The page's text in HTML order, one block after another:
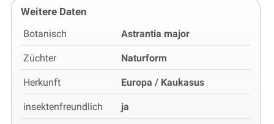
Weitere Daten
Botanisch Astrantia major
Züchter Naturform
Herkunft Europa / Kaukasus
insektenfreundlich ja